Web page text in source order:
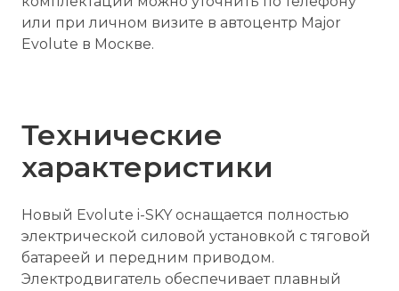
или при личном визите в автоцентр Major
Evolute в Москве.
Технические
характеристики
Новый Evolute i-SKY оснащается полностью
электрической силовой установкой с тяговой
батареей и передним приводом.
Электродвигатель обеспечивает плавный